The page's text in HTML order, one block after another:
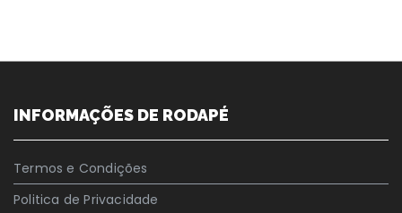
INFORMAÇÕES DE RODAPÉ
Termos e Condições
Politica de Privacidade